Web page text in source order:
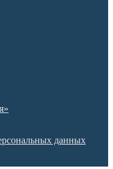
данных